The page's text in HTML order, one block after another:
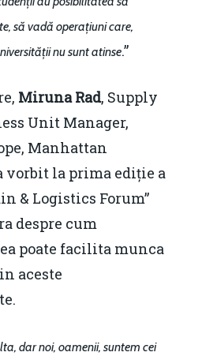
să vadă operațiuni care,
nu sunt atinse.”
Miruna Rad, Supply
Unit Manager,
Manhattan
vorbit la prima ediție a
& Logistics Forum”
despre cum
poate facilita munca
aceste
dar noi, oamenii, suntem cei